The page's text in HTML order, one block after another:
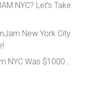
NYC? Let’s Take
New York City
NYC Was $1000…